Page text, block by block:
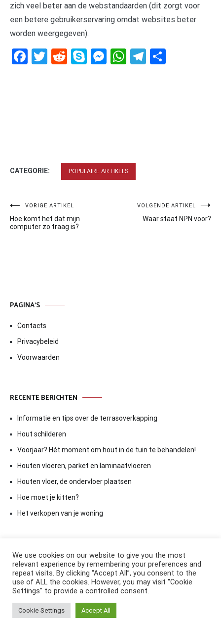
zich veel beter aan de webstandaarden (dit zorgt voor
een betere gebruikerservaring omdat websites beter
worden weergegeven).
Facebook
Twitter
RedditSkypeMessenger
WhatsApp
Telegram
CATEGORIE: POPULAIRE ARTIKELS
Bericht
navigatie
VORIGE ARTIKEL
Hoe komt het dat mijn
computer zo traag is?
VOLGENDE ARTIKEL
Waar staat NPN voor?
PAGINA’S
Contacts
Privacybeleid
Voorwaarden
RECENTE BERICHTEN
Informatie en tips over de terrasoverkapping
Hout schilderen
Voorjaar? Hét moment om hout in de tuin te behandelen!
Houten vloeren, parket en laminaatvloeren
Houten vloer, de ondervloer plaatsen
Hoe moet je kitten?
Het verkopen van je woning
Copyright © 2026ElkAntwoord.com
Cenoteby ThemeGrill. Aangedreven door
We use cookies on our website to give you the most
relevant experience by remembering your preferences and
repeat visits. By clicking “Accept All”, you consent to the
use of ALL the cookies. However, you may visit "Cookie
Settings" to provide a controlled consent.
Cookie Settings Accept All